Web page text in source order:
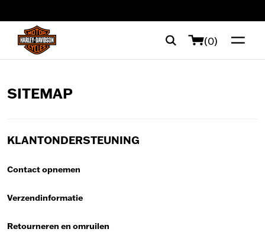
(0)
SITEMAP
KLANTONDERSTEUNING
Contact opnemen
Verzendinformatie
Retourneren en omruilen